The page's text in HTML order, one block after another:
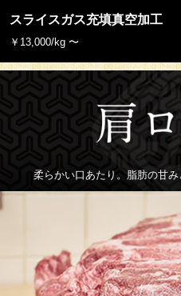
スライスガス充填真空加工
￥13,000/kg 〜
柔らかい口あたり。脂肪の甘